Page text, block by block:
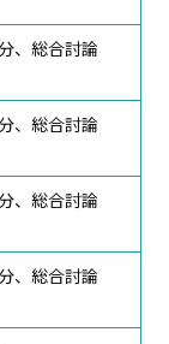
、総合討論
、総合討論
、総合討論
、総合討論